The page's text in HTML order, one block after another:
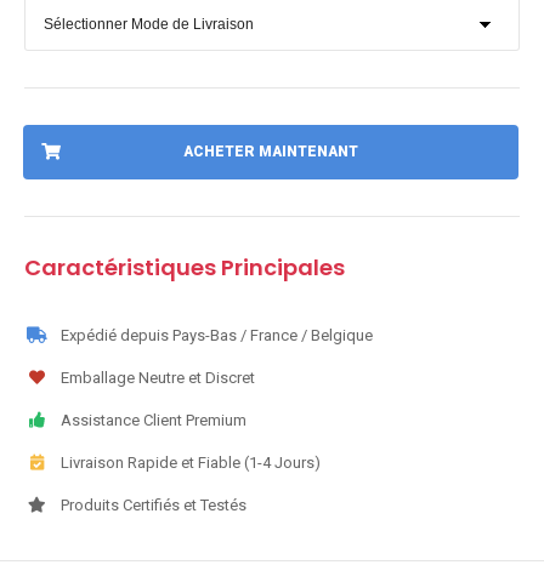
ACHETER MAINTENANT
Caractéristiques Principales
Expédié depuis Pays-Bas / France / Belgique
Emballage Neutre et Discret
Assistance Client Premium
Livraison Rapide et Fiable (1-4 Jours)
Produits Certifiés et Testés